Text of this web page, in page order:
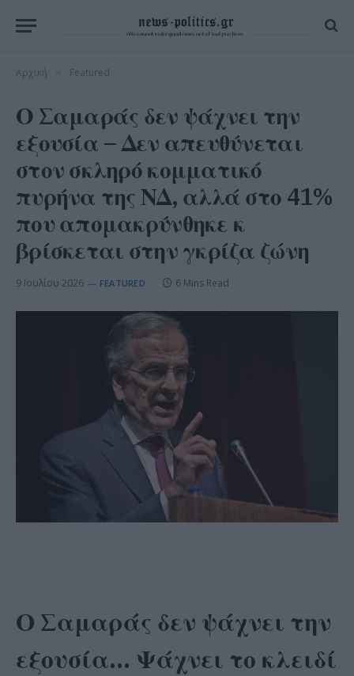
Αρχική Featured
Ο Σαμαράς δεν ψάχνει την
εξουσία – Δεν απευθύνεται
στον σκληρό κομματικό
πυρήνα της ΝΔ, αλλά στο 41%
που απομακρύνθηκε κ
βρίσκεται στην γκρίζα ζώνη
9 Ιουλίου 2026 FEATURED 6 Mins Read
Ο Σαμαράς δεν ψάχνει την
εξουσία… Ψάχνει το κλειδί